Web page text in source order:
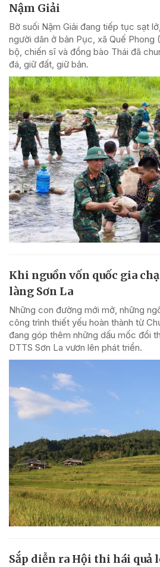
Nậm Giải
Bờ suối Nậm Giải đang tiếp tục sạt
người dân ở bản Pục, xã Quế Phong
bộ, chiến sĩ và đồng bào Thái đã
đá, giữ đất, giữ bản.
Khi nguồn vốn quốc gia
làng Sơn La
Những con đường mới mở, những
công trình thiết yếu hoàn thành từ
đang góp thêm những dấu mốc đổi
DTTS Sơn La vươn lên phát triển.
Sắp diễn ra Hội thi hái quả